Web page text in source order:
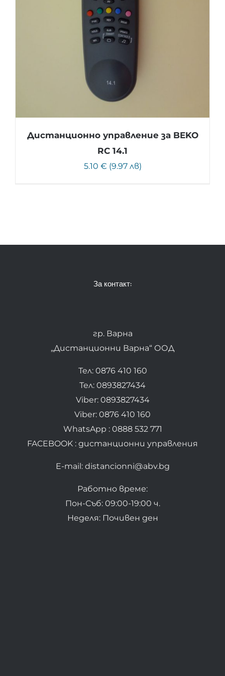
Дистанционно управление за BEKO
RC 14.1
5.10 € (9.97 лв)
За контакт:
гр. Варна
„Дистанционни Варна“ ООД
Тел: 0876 410 160
Тел: 0893827434
Viber: 0893827434
Viber: 0876 410 160
WhatsApp : 0888 532 771
FACEBOOK : дистанционни управления
E-mail: distancionni@abv.bg
Работно време:
Пон-Съб: 09:00-19:00 ч.
Неделя: Почивен ден